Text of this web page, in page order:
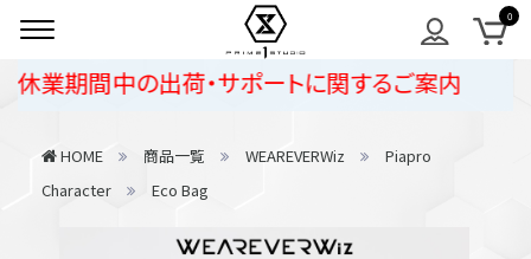
期間中の出荷・サポートに関するご案内
HOME 商品一覧 WEAREVERWiz
Piapro
Character
Eco Bag